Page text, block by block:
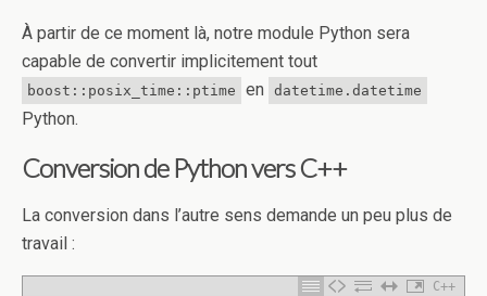
À partir de ce moment là, notre module Python sera
capable de convertir implicitement tout
boost::posix_time::ptime en datetime.datetime
Python.
Conversion de Python vers C++
La conversion dans l’autre sens demande un peu plus de
travail :
C++